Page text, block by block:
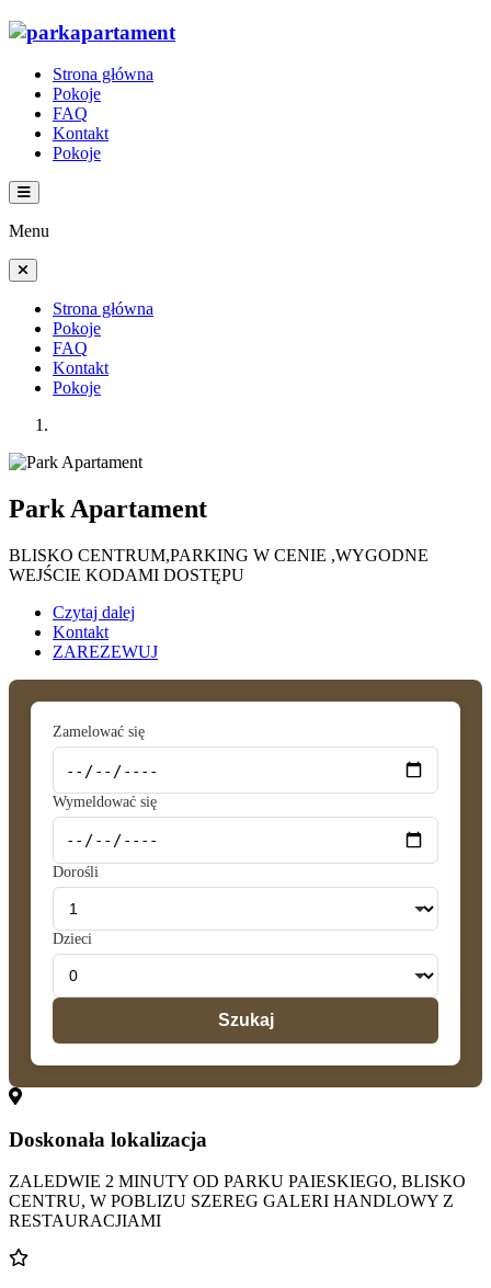
Strona główna
Pokoje
FAQ
Kontakt
Pokoje
Menu
Strona główna
Pokoje
FAQ
Kontakt
Pokoje
Park Apartament
BLISKO CENTRUM,PARKING W CENIE ,WYGODNE
WEJŚCIE KODAMI DOSTĘPU
Czytaj dalej
Kontakt
ZAREZEWUJ
Zamelować się
Wymeldować się
Dorośli
Dzieci
Szukaj
Doskonała lokalizacja
ZALEDWIE 2 MINUTY OD PARKU PAIESKIEGO, BLISKO
CENTRU, W POBLIZU SZEREG GALERI HANDLOWY Z
RESTAURACJIAMI